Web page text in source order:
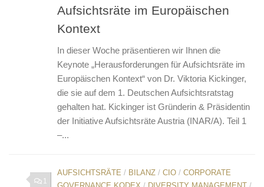
Aufsichtsräte im Europäischen
Kontext
In dieser Woche präsentieren wir Ihnen die
Keynote „Herausforderungen für Aufsichtsräte im
Europäischen Kontext“ von Dr. Viktoria Kickinger,
die sie auf dem 1. Deutschen Aufsichtsratstag
gehalten hat. Kickinger ist Gründerin & Präsidentin
der Initiative Aufsichtsräte Austria (INAR/A). Teil 1
–...
1
AUFSICHTSRÄTE / BILANZ / CIO / CORPORATE